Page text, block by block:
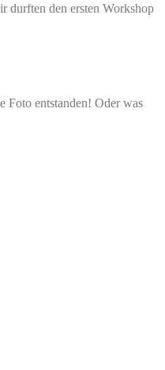
durften den ersten Workshop
Foto entstanden! Oder was